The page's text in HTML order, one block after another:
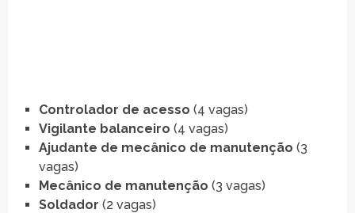
Controlador de acesso (4 vagas)
Vigilante balanceiro (4 vagas)
Ajudante de mecânico de manutenção (3
vagas)
Mecânico de manutenção (3 vagas)
Soldador (2 vagas)